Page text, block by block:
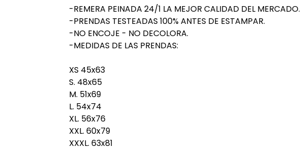
-REMERA PEINADA 24/1 LA MEJOR CALIDAD DEL MERCADO.
-PRENDAS TESTEADAS 100% ANTES DE ESTAMPAR.
-NO ENCOJE - NO DECOLORA.
-MEDIDAS DE LAS PRENDAS:
XS 45x63
S. 48x65
M. 51x69
L. 54x74
XL. 56x76
XXL. 60x79
XXXL. 63x81